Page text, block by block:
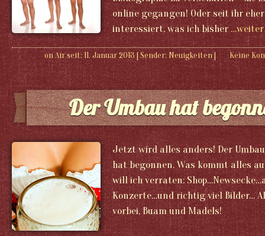
online gegangen! Oder seit ihr
interessiert, was ich bisher
on Air seit: 11. Januar 2013| Sender: Neuigkeiten| Keine
Der Umbau hat
Jetzt wird alles anders! Der
hat begonnen. Was kommt alles
will ich verraten:
Konzerte…und richtig viel Bilder…
vorbei, Buam und Madels!